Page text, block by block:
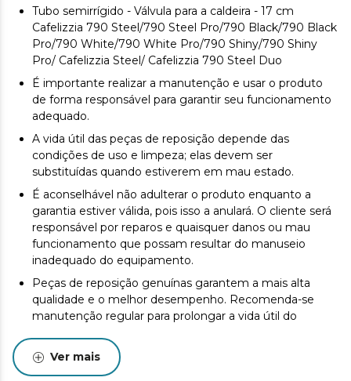
Tubo semirrígido - Válvula para a caldeira - 17 cm
Cafelizzia 790 Steel/790 Steel Pro/790 Black/790 Black
Pro/790 White/790 White Pro/790 Shiny/790 Shiny
Pro/ Cafelizzia Steel/ Cafelizzia 790 Steel Duo
É importante realizar a manutenção e usar o produto
de forma responsável para garantir seu funcionamento
adequado.
A vida útil das peças de reposição depende das
condições de uso e limpeza; elas devem ser
substituídas quando estiverem em mau estado.
É aconselhável não adulterar o produto enquanto a
garantia estiver válida, pois isso a anulará. O cliente será
responsável por reparos e quaisquer danos ou mau
funcionamento que possam resultar do manuseio
inadequado do equipamento.
Peças de reposição genuínas garantem a mais alta
qualidade e o melhor desempenho. Recomenda-se
manutenção regular para prolongar a vida útil do
Ver mais